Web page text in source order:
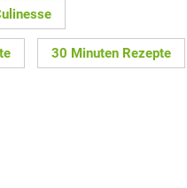
30 Minuten Rezepte